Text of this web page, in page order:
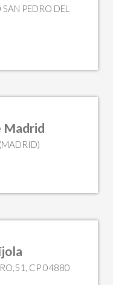
PEDRO DEL
Madrid
CP 04880